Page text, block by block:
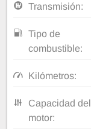
Transmisión:
Tipo de
combustible:
Kilómetros:
Capacidad del
motor: